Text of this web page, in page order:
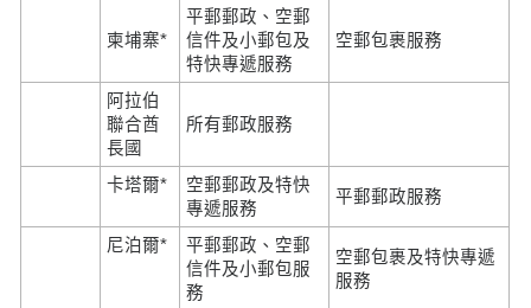
柬埔寨*
平郵郵政、空郵
信件及小郵包及
特快專遞服務
空郵包裹服務
阿拉伯
聯合酋
長國
所有郵政服務
卡塔爾*
空郵郵政及特快
專遞服務
平郵郵政服務
尼泊爾*
平郵郵政、空郵
信件及小郵包服
務
空郵包裹及特快專遞
服務